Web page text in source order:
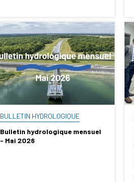
BULLETIN HYDROLOGIQUE
Bulletin hydrologique mensuel
- Mai 2026